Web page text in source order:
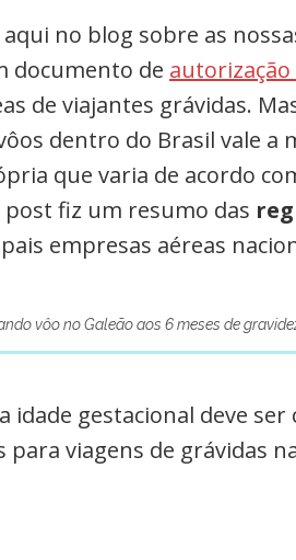
no blog sobre as
documento de autorização
de viajantes grávidas.
dentro do Brasil vale a
que varia de acordo
fiz um resumo das
empresas aéreas
vôo no Galeão aos 6 meses de
idade gestacional deve
para viagens de grávidas